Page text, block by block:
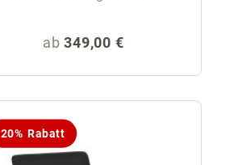
Regulärer Preis:
ab349,00 €
20% Rabatt